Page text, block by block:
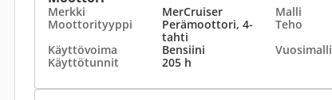
Merkki MerCruiser Malli
Moottorityyppi
Perämoottori, 4-
tahti
Teho
Käyttövoima
Bensiini Vuosimalli
Käyttötunnit
205 h